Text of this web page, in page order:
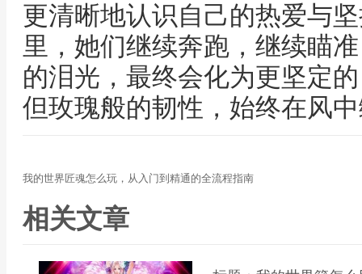
更清晰地认识自己的热爱与
里，她们继续奔跑，继续瞄
的泪光，最终会化为更坚定
但玫瑰般的韧性，始终在风
我的世界匠魂怎么玩，从入门到精通的全流程指南
相关文章